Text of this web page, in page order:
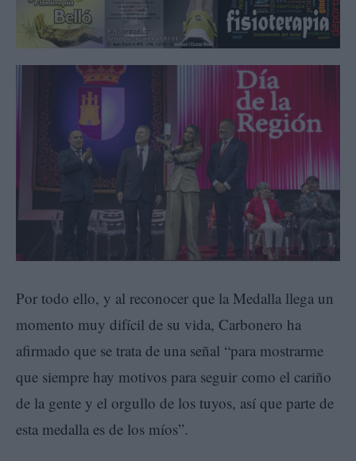
Por todo ello, y al reconocer que la Medalla llega un
momento muy difícil de su vida, Carbonero ha
afirmado que se trata de una señal “para mostrarme
que siempre hay motivos para seguir como el cariño
de la gente y el orgullo de los tuyos, así que parte de
esta medalla es de los míos”.